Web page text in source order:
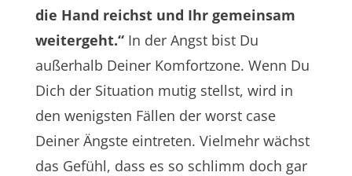
die Hand reichst und Ihr gemeinsam
weitergeht.“ In der Angst bist Du
außerhalb Deiner Komfortzone. Wenn Du
Dich der Situation mutig stellst, wird in
den wenigsten Fällen der worst case
Deiner Ängste eintreten. Vielmehr wächst
das Gefühl, dass es so schlimm doch gar